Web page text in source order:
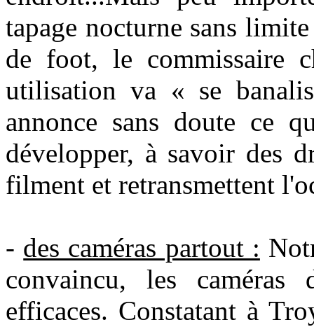
tapage nocturne sans
de foot, le commissaire
utilisation va « se
annonce sans doute ce
développer, à savoir des
filment et retransmettent
- des caméras partout :
convaincu, les caméras
efficaces. Constatant à